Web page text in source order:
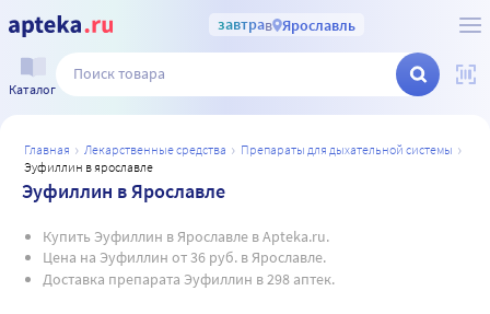
завтрав Ярославль
Каталог
главная лекарственные средства
препараты для дыхательной системы
эуфиллин в ярославле
Эуфиллин в Ярославле
Купить Эуфиллин в Ярославле в Apteka.ru.
Цена на Эуфиллин от 36 руб. в Ярославле.
Доставка препарата Эуфиллин в 298 аптек.